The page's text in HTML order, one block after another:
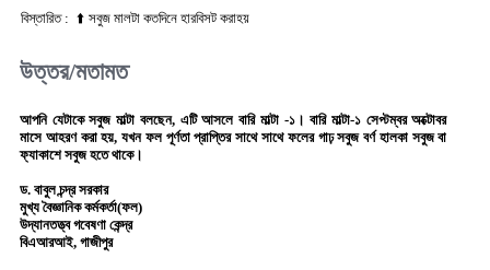
বিস্তারিত : ⬆️ সবুজ মালটা কতদিনে হারবিসট করাহয়
উত্তর/মতামত
আপনি যেটাকে সবুজ মাল্টা বলছেন, এটি আসলে বারি মাল্টা -১। বারি মাল্টা-১ সেপ্টম্বর অক্টোবর
মাসে আহরণ করা হয়, যখন ফল পূর্ণতা প্রাপ্তির সাথে সাথে ফলের গাঢ় সবুজ বর্ণ হালকা সবুজ বা
ফ্যাকাশে সবুজ হতে থাকে।
ড. বাবুল চন্দ্র সরকার
মুখ্য বৈজ্ঞানিক কর্মকর্তা(ফল)
উদ্যানতত্ত্ব গবেষণা কেন্দ্র
বিএআরআই, গাজীপুর